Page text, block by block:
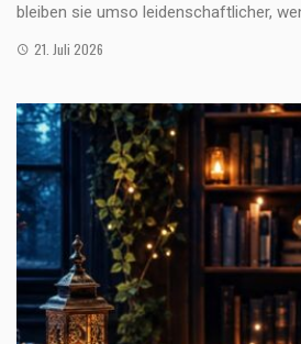
bleiben sie umso leidenschaftlicher,
21. Juli 2026